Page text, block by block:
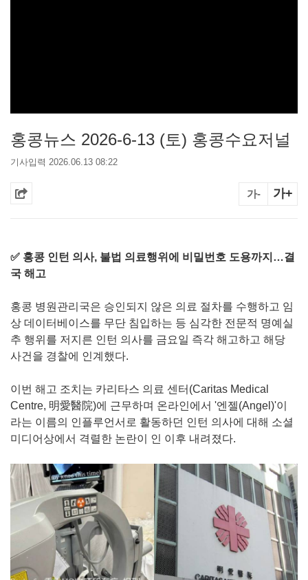
홍콩뉴스 2026-6-13 (토) 홍콩수요저널
기사입력 2026.06.13 08:22
가- 가+
✅ 홍콩 인턴 의사, 불법 의료행위에 비밀번호 도용까지…결
국 해고
홍콩 병원관리국은 승인되지 않은 의료 절차를 수행하고 임
상 데이터베이스를 무단 침입하는 등 심각한 전문적 명예실
추 행위를 저지른 인턴 의사를 금요일 즉각 해고하고 해당
사건을 경찰에 인계했다.
이번 해고 조치는 카리타스 의료 센터(Caritas Medical
Centre, 明愛醫院)에 근무하며 온라인에서 '엔젤(Angel)'이
라는 이름의 인플루언서로 활동하던 인턴 의사에 대해 소셜
미디어상에서 격렬한 논란이 인 이후 내려졌다.